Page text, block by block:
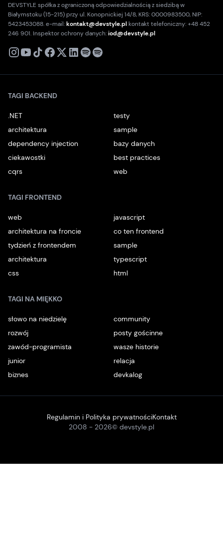
DEVSTYLE spółka z ograniczoną odpowiedzialnością z siedzibą w
Białymstoku (15-215) przy ul. Konopnickiej 14/8, KRS: 0000983500, NIP:
5423453088. e-mail:kontakt@devstyle.plkontakt telefoniczny: +48 452
246 901. Inspektor ochrony danych:iod@devstyle.pl
X
TAGI BACKEND
.NET
testy
architektura
sample
dependency injection
bazy danych
ciekawostki
best practices
cqrs
web
TAGI FRONTEND
web
javascript
architektura na froncie
co ten frontend
tydzień z frontendem
sample
architektura
typescript
css
html
TAGI NA MIĘKKO
słowo na niedzielę
community
rozwój
posty gościnne
zawód-programista
wasze historie
junior
relacja
biznes
devkalog
2008 - 2026© devstyle.pl
Regulamin i Polityka prywatnościKontakt